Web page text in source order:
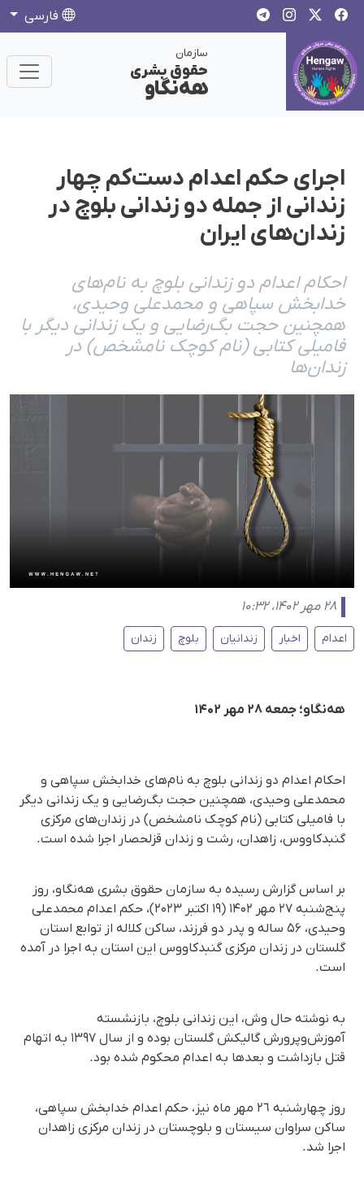
فارسی
سازمان
حقوق بشری
هەنگاو
اجرای حکم اعدام دست‌کم چهار
زندانی از جمله دو زندانی بلوچ در
زندان‌های ایران
احکام اعدام دو زندانی بلوچ به نام‌های
خدابخش سپاهی و محمدعلی وحیدی،
همچنین حجت بگ‌رضایی و یک زندانی دیگر با
فامیلی کتابی (نام کوچک نامشخص) در
زندان‌ها
۲۸ مهر ۱۴۰۲، ۱۰:۳۲
اعدام اخبار زندانیان بلوچ زندان
هه‌نگاو؛ جمعه ۲۸ مهر ۱۴۰۲
احکام اعدام دو زندانی بلوچ به نام‌های خدابخش سپاهی و
محمدعلی وحیدی، همچنین حجت بگ‌رضایی و یک زندانی دیگر
با فامیلی کتابی (نام کوچک نامشخص) در زندان‌های مرکزی
گنبدکاووس، زاهدان، رشت و زندان قزلحصار اجرا شده است.
بر اساس گزارش رسیده به سازمان حقوق بشری هه‌نگاو، روز
پنج‌شنبه ٢٧ مهر ۱۴۰۲ (١٩ اکتبر ۲۰۲۳)، حکم اعدام محمدعلی
وحیدی، ۵۶ ساله و پدر دو فرزند، ساکن کلاله از توابع استان
گلستان در زندان مرکزی گنبدکاووس این استان به اجرا در آمده
است.
به نوشته حال وش، این زندانی بلوچ، بازنشسته
آموزش‌وپرورش گالیکش گلستان بوده و از سال ۱۳۹۷ به اتهام
قتل بازداشت و بعدها به اعدام محکوم شده بود.
روز چهارشنبه ٢٦ مهر ماه نیز، حکم اعدام خدابخش سپاهی،
ساکن سراوان سیستان و بلوچستان در زندان مرکزی زاهدان
اجرا شد.